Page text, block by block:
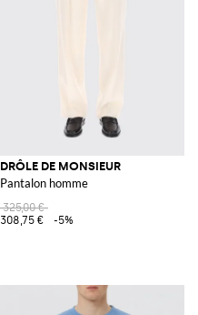
DRÔLE DE MONSIEUR
Pantalon homme
325,00 €
308,75 €
-5%